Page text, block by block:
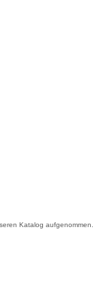
Katalog aufgenommen.